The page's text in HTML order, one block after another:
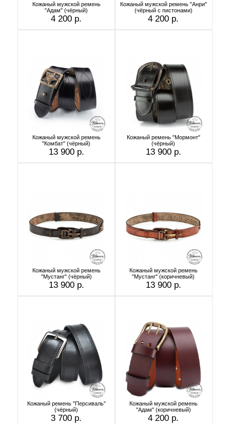
Кожаный мужской ремень
"Адам" (чёрный)
4 200 р.
Кожаный мужской ремень "Анри"
(чёрный с пистонами)
4 200 р.
Кожаный мужской ремень
"Комбат" (чёрный)
13 900 р.
Кожаный ремень "Мормонт"
(чёрный)
13 900 р.
Кожаный мужской ремень
"Мустанг" (чёрный)
13 900 р.
Кожаный мужской ремень
"Мустанг" (коричневый)
13 900 р.
Кожаный ремень "Персиваль"
(чёрный)
3 700 р.
Кожаный мужской ремень
"Адам" (коричневый)
4 200 р.